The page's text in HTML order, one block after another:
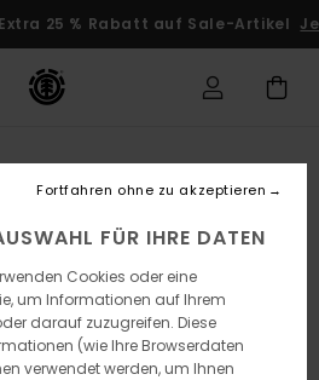
Extra 25 % Rabatt auf Sale-Artikel
FÜR IHRE DATEN
Cookies oder eine
um Informationen auf Ihrem
darauf zuzugreifen. Diese
(wie Ihre Browserdaten
verwendet werden, um Ihnen
Fortfahren ohne zu akzeptieren